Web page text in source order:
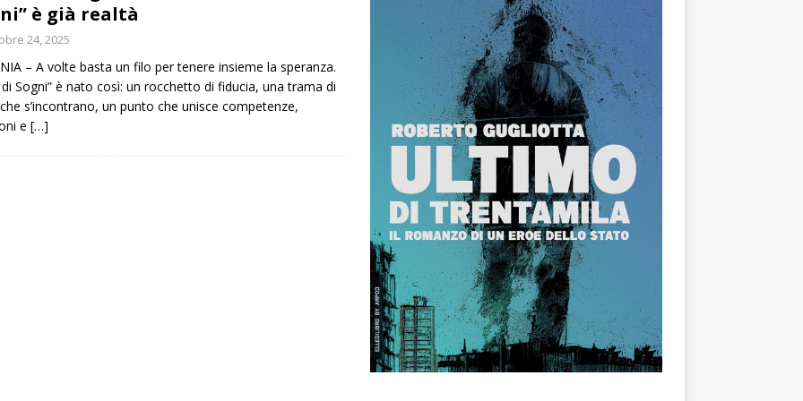
SI BRINDA CON IL PROFUMO DELLA SICILIA
NOT? 2026 È L’EDIZIONE DEI RECORD: MIGLIAIA DI PRESENZE A
ISTANTANEA
è già realtà
24, 2025
– A volte basta un filo per tenere insieme la speranza.
di Sogni” è nato così: un rocchetto di fiducia, una trama di
s’incontrano, un punto che unisce competenze,
e […]